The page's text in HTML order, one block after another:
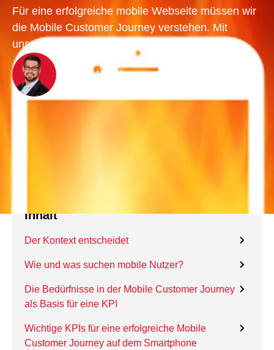
Für eine erfolgreiche mobile Webseite müssen wir
die Mobile Customer Journey verstehen. Mit
unseren 26 Mobile KPIs ist der Erfolg messbar.
Dennis Herzberger
Inhalt
Der Kontext entscheidet
Wie und was suchen mobile Nutzer?
Die Bedürfnisse in der Mobile Customer Journey
als Basis für eine KPI
Wichtige KPIs für eine erfolgreiche Mobile
Customer Journey auf dem Smartphone